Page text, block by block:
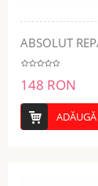
ABSOLUT
148 RON